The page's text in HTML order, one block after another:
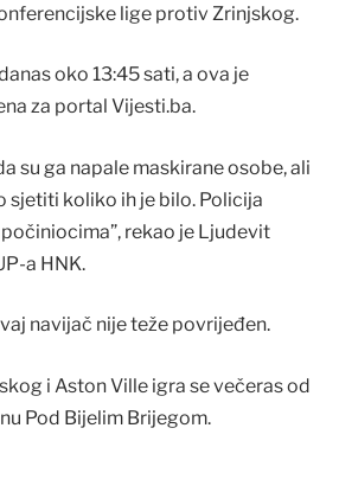
lige protiv Zrinjskog.
oko 13:45 sati, a ova je
za portal Vijesti.ba.
su ga napale maskirane osobe, ali
sjetiti koliko ih je bilo. Policija
rekao je Ljudevit
a HNK.
navijač nije teže povrijeđen.
i Aston Ville igra se večeras od
Pod Bijelim Brijegom.